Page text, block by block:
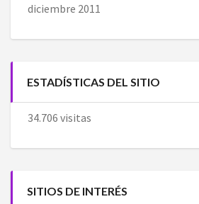
diciembre 2011
ESTADÍSTICAS DEL SITIO
34.706 visitas
SITIOS DE INTERÉS